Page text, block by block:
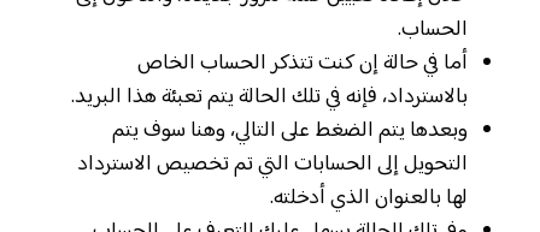
الحساب.
أما في حالة إن كنت تتذكر الحساب الخاص
بالاسترداد، فإنه في تلك الحالة يتم تعبئة هذا البريد.
وبعدها يتم الضغط على التالي، وهنا سوف يتم
التحويل إلى الحسابات التي تم تخصيص الاسترداد
لها بالعنوان الذي أدخلته.